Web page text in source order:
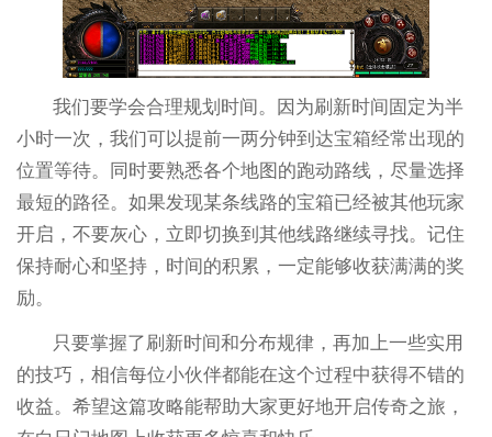
我们要学会合理规划时间。因为刷新时间固定为半
小时一次，我们可以提前一两分钟到达宝箱经常出现的
位置等待。同时要熟悉各个地图的跑动路线，尽量选择
最短的路径。如果发现某条线路的宝箱已经被其他玩家
开启，不要灰心，立即切换到其他线路继续寻找。记住
保持耐心和坚持，时间的积累，一定能够收获满满的奖
励。
只要掌握了刷新时间和分布规律，再加上一些实用
的技巧，相信每位小伙伴都能在这个过程中获得不错的
收益。希望这篇攻略能帮助大家更好地开启传奇之旅，